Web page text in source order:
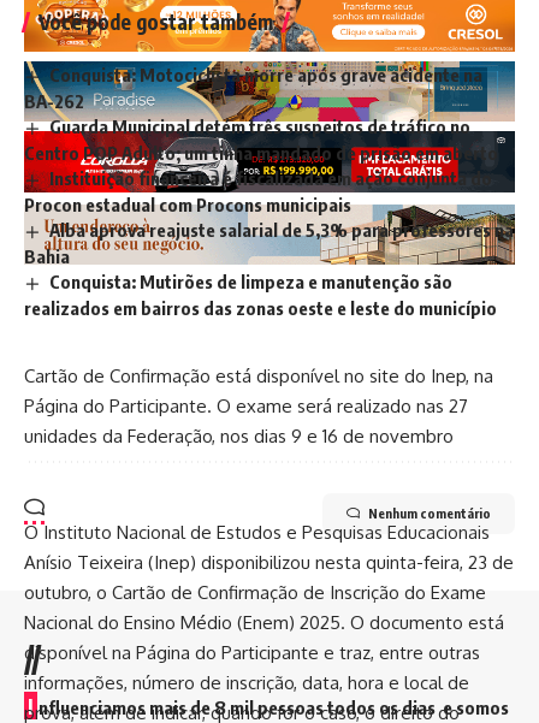
Você pode gostar também
Conquista: Motociclista morre após grave acidente na
BA-262
Guarda Municipal detém três suspeitos de tráfico no
Centro POP Adulto; um tinha mandado de prisão em aberto
Instituição financeira é fiscalizada em ação conjunta do
Procon estadual com Procons municipais
Alba aprova reajuste salarial de 5,3% para professores na
Bahia
Conquista: Mutirões de limpeza e manutenção são
realizados em bairros das zonas oeste e leste do município
Cartão de Confirmação está disponível no site do Inep, na
Página do Participante. O exame será realizado nas 27
unidades da Federação, nos dias 9 e 16 de novembro
O Instituto Nacional de Estudos e Pesquisas Educacionais
Anísio Teixeira (Inep) disponibilizou nesta quinta-feira, 23 de
outubro, o Cartão de Confirmação de Inscrição do Exame
Nacional do Ensino Médio (Enem) 2025. O documento está
disponível na Página do Participante e traz, entre outras
informações, número de inscrição, data, hora e local de
prova, além de indicar, quando for o caso, o direito do
Nenhum comentário
//
I nfluenciamos mais de 8 mil pessoas todos os dias e somos